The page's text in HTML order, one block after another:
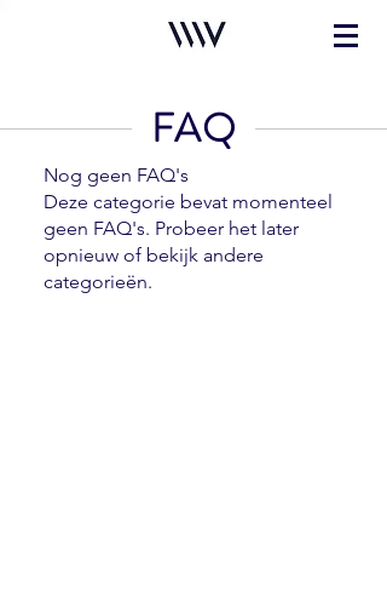
FAQ
Nog geen FAQ's
Deze categorie bevat momenteel
geen FAQ's. Probeer het later
opnieuw of bekijk andere
categorieën.